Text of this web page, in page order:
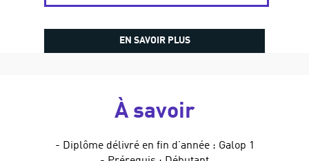
EN SAVOIR PLUS
À savoir
- Diplôme délivré en fin d’année : Galop 1